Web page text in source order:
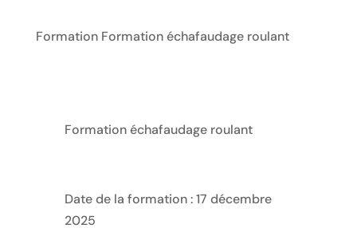
Formation Formation échafaudage roulant
Formation échafaudage roulant
Date de la formation : 17 décembre
2025